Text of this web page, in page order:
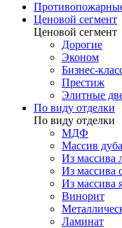
Ценовой сегмент
Ценовой сегмент
Дорогие
Эконом
Бизнес-
Престиж
Элитные
По виду отделки
По виду отделки
МДФ
Массив дуба
Из массива
Из массива
Из массива
Винорит
Ламинат